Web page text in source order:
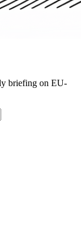
briefing on EU-